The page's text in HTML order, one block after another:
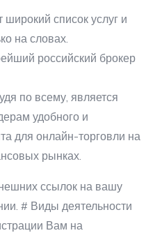
список услуг и
на словах.
российский брокер
по всему, является
удобного и
для онлайн-торговли на
рынках.
ссылок на вашу
# Виды деятельности
Вам на